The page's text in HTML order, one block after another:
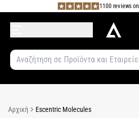
1100 reviews on
Αρχική Escentric Molecules